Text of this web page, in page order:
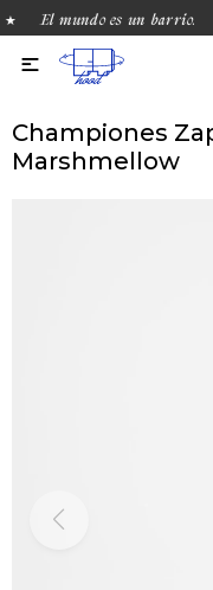
El mundo es un barrio.

Championes
Marshmellow